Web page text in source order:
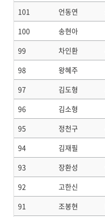
101
언동연
100
송현아
99
차인환
98
왕혜주
97
김도형
96
김소형
95
정천구
94
김재필
93
장환성
92
고한신
91
조봉현